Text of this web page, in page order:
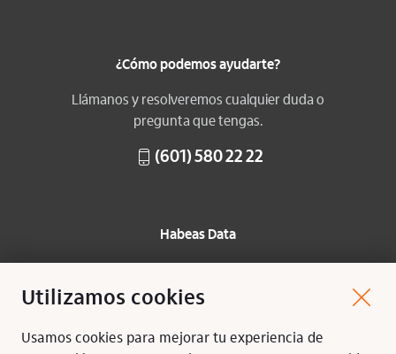
¿Cómo podemos ayudarte?
Llámanos y resolveremos cualquier duda o
pregunta que tengas.
(601) 580 22 22
Habeas Data
Mapa del sitio
Síguenos:
Utilizamos cookies
Usamos cookies para mejorar tu experiencia de